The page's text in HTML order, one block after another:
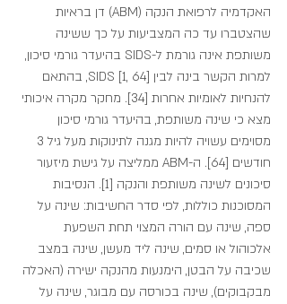
האקדמיה לרפואת הנקה (ABM) דן בראיות
שהצטברו עד כה המצביעות על כך ששינה
משותפת אינה גורמת ל-SIDS בהיעדר גורמי סיכון,
למרות הקשר בינה לבין SIDS [1, 64], בהתאם
להנחיות לאומיות אחרות [34]. מחקר מקרה איכותי
מצא כי שינה משותפת, בהיעדר גורמי סיכון
חודשים [64]. ה-ABM ממליצה על גישת מיזעור
סיכונים לשינה משותפת והנקה [1]. הנסיבות
המסוכנות כוללות, לפי סדר החשיבות: שינה על
ספה, שינה עם הורה המצוי תחת השפעת
אלכוהול או סמים, שינה ליד מעשן, שינה במצב
שכיבה על הבטן, הימנעות מהנקה ישירה (האכלה
מבקבוקים), שינה בכורסה עם מבוגר, שינה על